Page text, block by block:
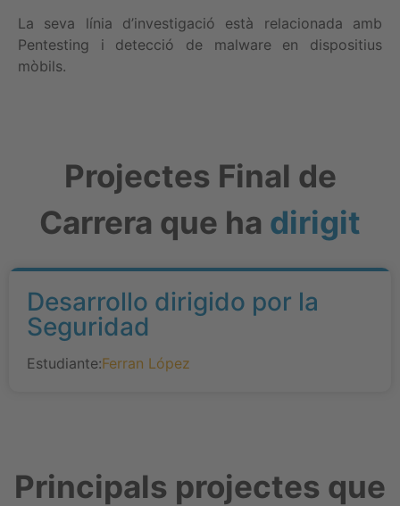
La seva línia d’investigació està relacionada amb
Pentesting i detecció de malware en dispositius
mòbils.
Projectes Final de
Carrera que ha dirigit
Desarrollo dirigido por la
Seguridad
Estudiante:Ferran López
Principals projectes que